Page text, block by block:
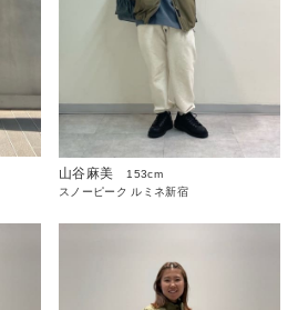
山谷麻美
153cm
スノーピーク ルミネ新宿